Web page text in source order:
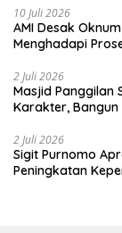
10 Juli 2026
AMI Desak
Menghadapi
2 Juli 2026
Masjid Panggilan
Karakter,
2 Juli 2026
Sigit Purnomo
Peningkatan